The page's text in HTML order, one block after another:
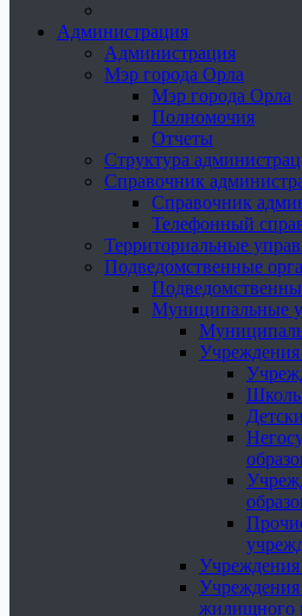
Администрация
Администрация
Мэр города Орла
Мэр города Орла
Полномочия
Отчеты
Структура
Справочник
Справочник
Телефонный
Территориальные
Подведомственные
Муниципальные
Учреждения
Учреждения
Учреждения
жилищного